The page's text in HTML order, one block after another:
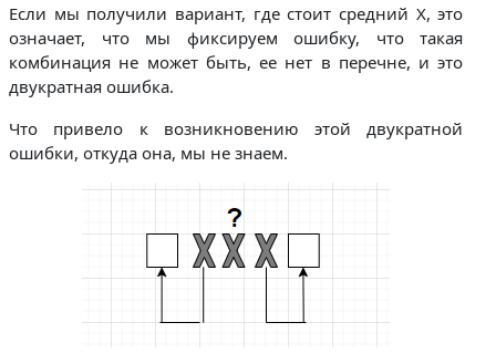
Если мы получили вариант, где стоит средний Х, это
означает, что мы фиксируем ошибку, что такая
комбинация не может быть, ее нет в перечне, и это
двукратная ошибка.
Что привело к возникновению этой двукратной
ошибки, откуда она, мы не знаем.